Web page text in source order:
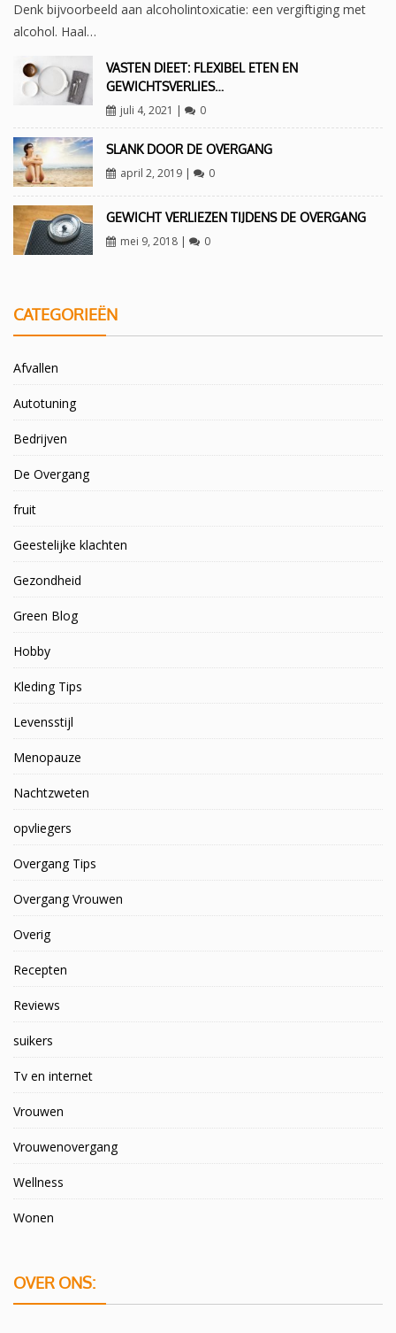
Denk bijvoorbeeld aan alcoholintoxicatie: een vergiftiging met
alcohol. Haal…
VASTEN DIEET: FLEXIBEL ETEN EN
GEWICHTSVERLIES…
juli 4, 2021 | 0
SLANK DOOR DE OVERGANG
april 2, 2019| 0
GEWICHT VERLIEZEN TIJDENS DE OVERGANG
mei 9, 2018| 0
CATEGORIEËN
Afvallen
Autotuning
Bedrijven
De Overgang
fruit
Geestelijke klachten
Gezondheid
Green Blog
Hobby
Kleding Tips
Levensstijl
Menopauze
Nachtzweten
opvliegers
Overgang Tips
Overgang Vrouwen
Overig
Recepten
Reviews
suikers
Tv en internet
Vrouwen
Vrouwenovergang
Wellness
Wonen
OVER ONS: